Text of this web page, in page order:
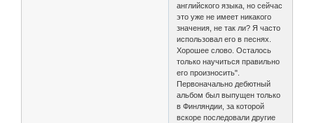
английского языка, но сейчас
это уже не имеет никакого
значения, не так ли? Я часто
использовал его в песнях.
Хорошее слово. Осталось
только научиться правильно
его произносить".
Первоначально дебютный
альбом был выпущен только
в Финляндии, за которой
вскоре последовали другие